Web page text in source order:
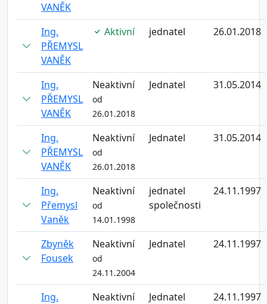
VANĚK
Ing.
PŘEMYSL
VANĚK
Aktivní jednatel 26.01.2018
Ing.
PŘEMYSL
VANĚK
Neaktivní
od
26.01.2018
Jednatel 31.05.2014
Ing.
PŘEMYSL
VANĚK
Neaktivní
od
26.01.2018
Jednatel 31.05.2014
Ing.
Přemysl
Vaněk
Neaktivní
od
14.01.1998
jednatel
společnosti
24.11.1997
Zbyněk
Fousek
Neaktivní
od
24.11.2004
Jednatel 24.11.1997
Ing.
Neaktivní Jednatel 24.11.1997